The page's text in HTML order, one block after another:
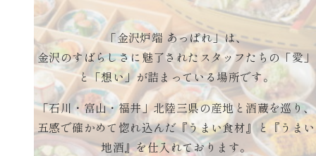
「金沢炉端 あっぱれ」は、
金沢のすばらしさに魅了されたスタッフたちの「愛」
と「想い」が詰まっている場所です。
「石川・富山・福井」北陸三県の産地と酒蔵を巡り、
五感で確かめて惚れ込んだ『うまい食材』と『うまい
地酒』を仕入れております。